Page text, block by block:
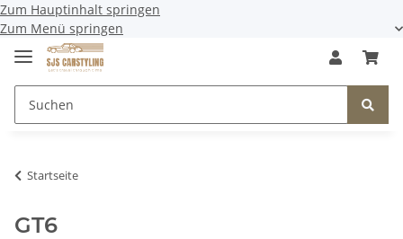
Zum Hauptinhalt springen
Zum Menü springen
Startseite
GT6